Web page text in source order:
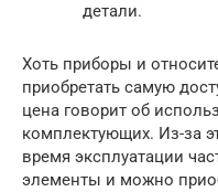
детали.
Хоть приборы и
приобретать самую
цена говорит об
комплектующих. Из-за
время эксплуатации
элементы и можно